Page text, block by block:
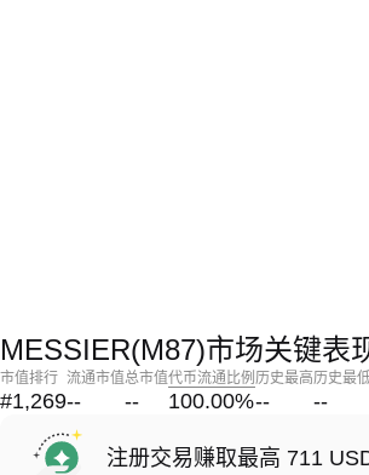
MESSIER(M87)市场关键表
市值排行
#1,269
流通市值
--
总市值
--
代币流通比例
100.00%
历史最高
--
历史最
--
注册交易赚取最高 711